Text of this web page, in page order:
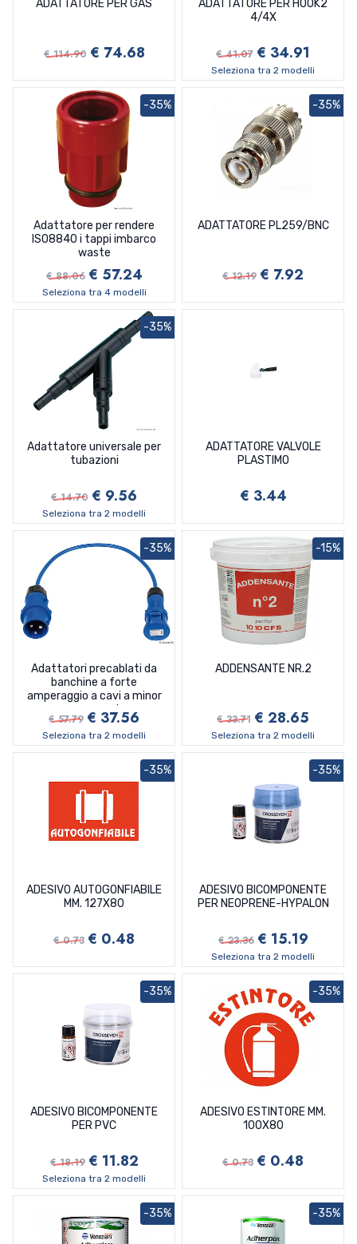
ADATTATORE PER GAS
€ 114.90 € 74.68
ADATTATORE PER HOOK2
4/4X
€ 41.07 € 34.91
Seleziona tra 2 modelli
Adattatore per rendere
ISO8840 i tappi imbarco
waste
€ 88.06 € 57.24
-35%
Seleziona tra 4 modelli
ADATTATORE PL259/BNC
€ 12.19 € 7.92
-35%
Adattatore universale per
tubazioni
€ 14.70 € 9.56
-35%
Seleziona tra 2 modelli
ADATTATORE VALVOLE
PLASTIMO
€ 3.44
Adattatori precablati da
banchine a forte
amperaggio a cavi a minor
amperaggio
€ 57.79 € 37.56
-35%
Seleziona tra 2 modelli
ADDENSANTE NR.2
€ 33.71 € 28.65
-15%
Seleziona tra 2 modelli
ADESIVO AUTOGONFIABILE
MM. 127X80
€ 0.73 € 0.48
-35%
ADESIVO BICOMPONENTE
PER NEOPRENE-HYPALON
€ 23.36 € 15.19
-35%
Seleziona tra 2 modelli
ADESIVO BICOMPONENTE
PER PVC
€ 18.19 € 11.82
-35%
Seleziona tra 2 modelli
ADESIVO ESTINTORE MM.
100X80
€ 0.73 € 0.48
-35%
-35% -35%